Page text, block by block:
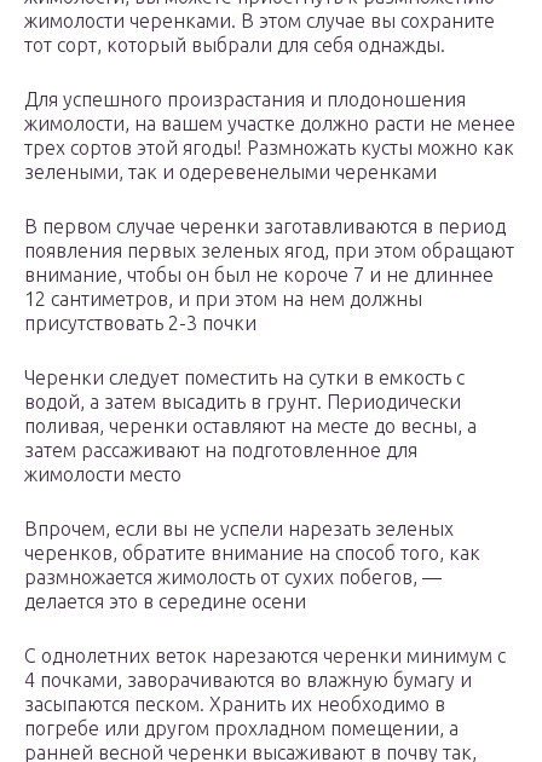
жимолости черенками. В этом случае вы сохраните
тот сорт, который выбрали для себя однажды.
Для успешного произрастания и плодоношения
жимолости, на вашем участке должно расти не менее
трех сортов этой ягоды! Размножать кусты можно как
зелеными, так и одеревенелыми черенками
В первом случае черенки заготавливаются в период
появления первых зеленых ягод, при этом обращают
внимание, чтобы он был не короче 7 и не длиннее
12 сантиметров, и при этом на нем должны
присутствовать 2-3 почки
Черенки следует поместить на сутки в емкость с
водой, а затем высадить в грунт. Периодически
поливая, черенки оставляют на месте до весны, а
затем рассаживают на подготовленное для
жимолости место
Впрочем, если вы не успели нарезать зеленых
черенков, обратите внимание на способ того, как
размножается жимолость от сухих побегов, —
делается это в середине осени
С однолетних веток нарезаются черенки минимум с
4 почками, заворачиваются во влажную бумагу и
засыпаются песком. Хранить их необходимо в
погребе или другом прохладном помещении, а
ранней весной черенки высаживают в почву так,